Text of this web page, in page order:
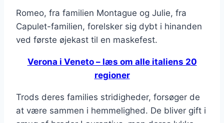
Romeo, fra familien Montague og Julie, fra
Capulet-familien, forelsker sig dybt i hinanden
ved første øjekast til en maskefest.
Verona i Veneto – læs om alle italiens 20
regioner
Trods deres families stridigheder, forsøger de
at være sammen i hemmelighed. De bliver gift i